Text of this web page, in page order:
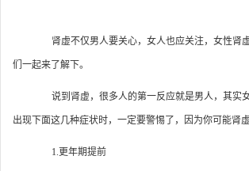
肾虚不仅男人要关心，女人也应关注，女性肾
们一起来了解下。
说到肾虚，很多人的第一反应就是男人，其实
出现下面这几种症状时，一定要警惕了，因为你可能肾虚
1.更年期提前